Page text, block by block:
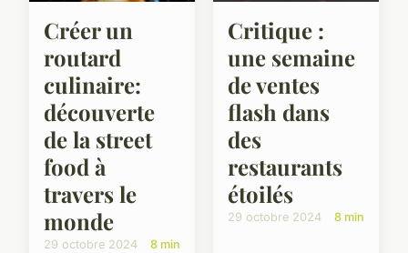
Créer un
routard
culinaire:
découverte
de la street
food à
travers le
monde
29 octobre 2024 8 min
Critique :
une semaine
de ventes
flash dans
des
restaurants
étoilés
29 octobre 2024 8 min